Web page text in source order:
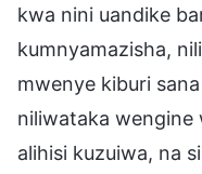
kwa nini uandike
kumnyamazisha,
mwenye kiburi
niliwataka wengine
alihisi kuzuiwa, na